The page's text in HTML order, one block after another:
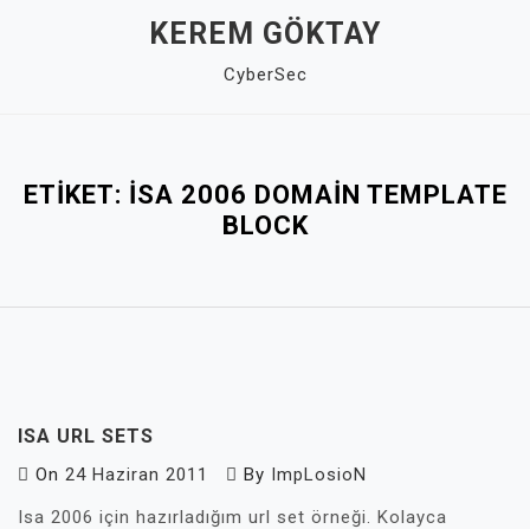
KEREM GÖKTAY
CyberSec
ETIKET: ISA 2006 DOMAIN TEMPLATE
BLOCK
ISA URL SETS
On 24 Haziran 2011 By ImpLosioN
Isa 2006 için hazırladığım url set örneği. Kolayca